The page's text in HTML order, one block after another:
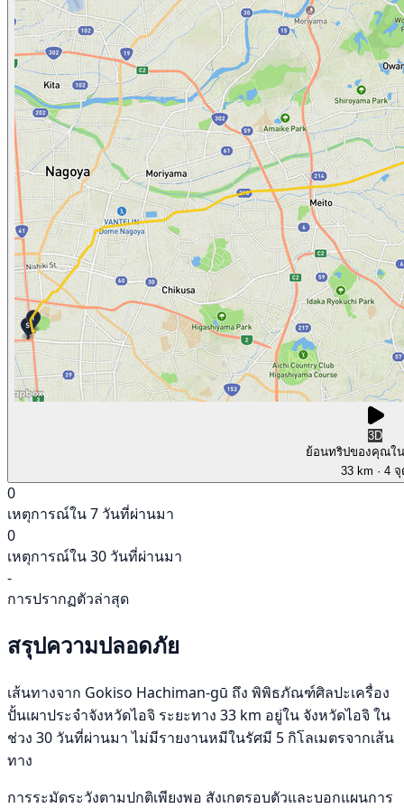
3D
ย้อนทริปของคุณใ
33 km · 4
0
เหตุการณ์ใน 7 วันที่ผ่านมา
0
เหตุการณ์ใน 30 วันที่ผ่านมา
-
การปรากฏตัวล่าสุด
สรุปความปลอดภัย
เส้นทางจาก Gokiso Hachiman-gū ถึง พิพิธภัณฑ์ศิลปะเครื่อง
ปั้นเผาประจำจังหวัดไอจิ ระยะทาง 33 km อยู่ใน จังหวัดไอจิ ใน
ช่วง 30 วันที่ผ่านมา ไม่มีรายงานหมีในรัศมี 5 กิโลเมตรจากเส้น
ทาง
การระมัดระวังตามปกติเพียงพอ สังเกตรอบตัวและบอกแผนการ